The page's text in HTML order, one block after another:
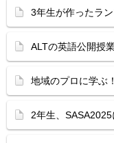
3年生が作ったラ
ALTの英語公開授
地域のプロに学ぶ
2年生、